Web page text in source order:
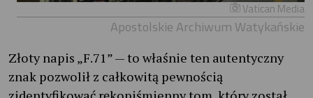
Vatican Media
Apostolskie Archiwum Watykańskie
Złoty napis „F.71” — to właśnie ten autentyczny
znak pozwolił z całkowitą pewnością